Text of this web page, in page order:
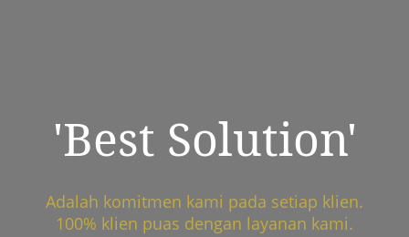
'Best Solution'
Adalah komitmen kami pada setiap klien.
100% klien puas dengan layanan kami.